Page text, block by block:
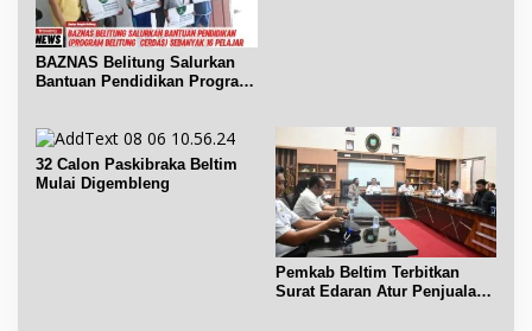
BAZNAS Belitung Salurkan
Bantuan Pendidikan Program
32 Calon Paskibraka Beltim
Mulai Digembleng
Pemkab Beltim Terbitkan
Surat Edaran Atur Penjualan